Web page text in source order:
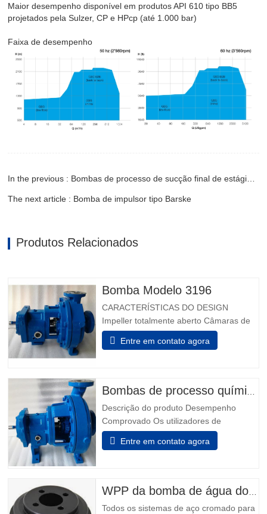
Maior desempenho disponível em produtos API 610 tipo BB5
projetados pela Sulzer, CP e HPcp (até 1.000 bar)
Faixa de desempenho
In the previous : Bombas de processo de sucção final de estágio único OH2
The next article : Bomba de impulsor tipo Barske
Produtos Relacionados
Bomba Modelo 3196
CARACTERÍSTICAS DO DESIGN
Impeller totalmente aberto Câmaras de
vedação projetadas Taperbore
patenteada™ Câmara de Foca PLUS
bordo Isoladores de rolamento híbrido
Inpro VBXX-D Design De Sump
otimizado Rolamentos de impulso de…
Entre em contato agora
Bombas de processo químico modelo 3196
Descrição do produto Desempenho
Comprovado Os utilizadores de
indústrias química, petroquímica, pasta &
papel, metais primários, alimentos &
os melhores - Modelo 3196. Power Ends
são o resultado de mais de 160…
Entre em contato agora
WPP da bomba de água do motor
Todos os sistemas de aço cromado para